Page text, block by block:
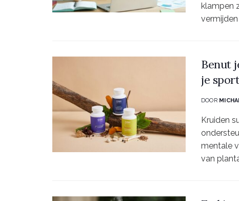
klampen
Benut
je
DOOR
Kruiden
mentale
van